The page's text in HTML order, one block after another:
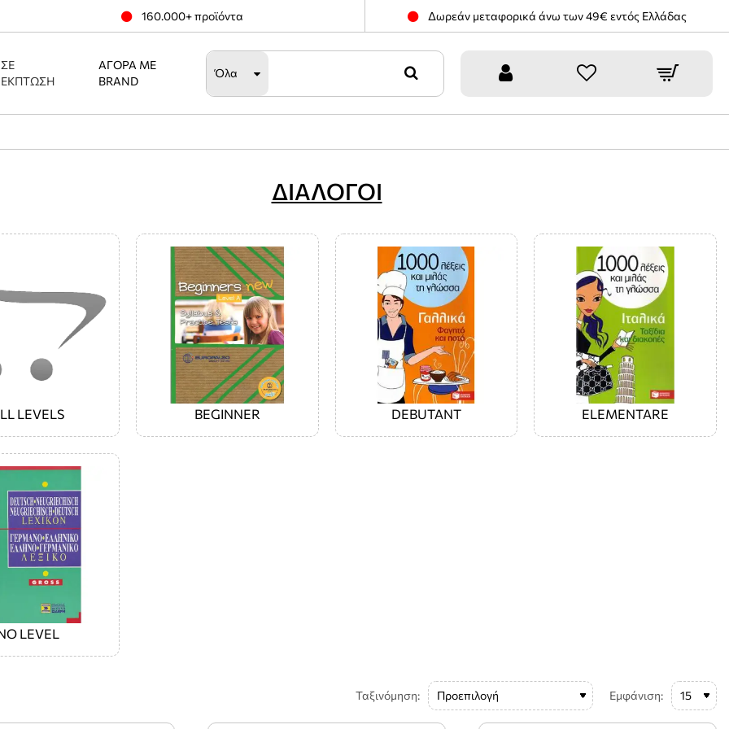
160.000+ προϊόντα Δωρεάν μεταφορικά άνω των 49€ εντός Ελλάδας
ΣΕ
ΈΚΠΤΩΣΗ
ΑΓΟΡΆ ΜΕ
BRAND
Όλα
ΔΙΑΛΟΓΟΙ
LEVELS BEGINNER DEBUTANT ELEMENTARE
LEVEL
Ταξινόμηση: Εμφάνιση: